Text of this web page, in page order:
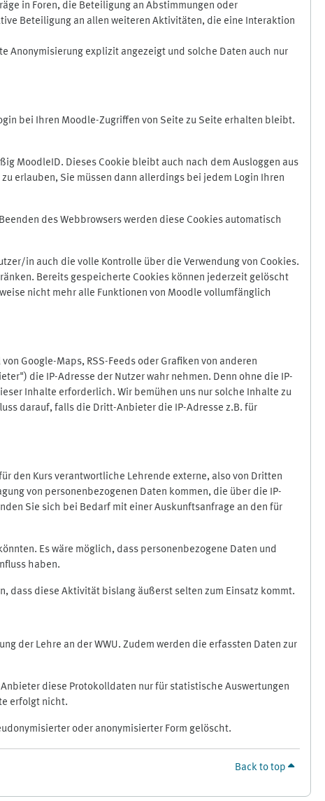
in Foren, die Beteiligung an Abstimmungen oder
Beteiligung an allen weiteren Aktivitäten, die eine Interaktion
Anonymisierung explizit angezeigt und solche Daten auch nur
bei Ihren Moodle-Zugriffen von Seite zu Seite erhalten bleibt.
MoodleID. Dieses Cookie bleibt auch nach dem Ausloggen aus
erlauben, Sie müssen dann allerdings bei jedem Login Ihren
des Webbrowsers werden diese Cookies automatisch
in auch die volle Kontrolle über die Verwendung von Cookies.
Bereits gespeicherte Cookies können jederzeit gelöscht
nicht mehr alle Funktionen von Moodle vollumfänglich
Google-Maps, RSS-Feeds oder Grafiken von anderen
die IP-Adresse der Nutzer wahr nehmen. Denn ohne die IP-
Inhalte erforderlich. Wir bemühen uns nur solche Inhalte zu
darauf, falls die Dritt-Anbieter die IP-Adresse z.B. für
den Kurs verantwortliche Lehrende externe, also von Dritten
von personenbezogenen Daten kommen, die über die IP-
Sie sich bei Bedarf mit einer Auskunftsanfrage an den für
Es wäre möglich, dass personenbezogene Daten und
haben.
dass diese Aktivität bislang äußerst selten zum Einsatz kommt.
der Lehre an der WWU. Zudem werden die erfassten Daten zur
diese Protokolldaten nur für statistische Auswertungen
erfolgt nicht.
oder anonymisierter Form gelöscht.
Back to top